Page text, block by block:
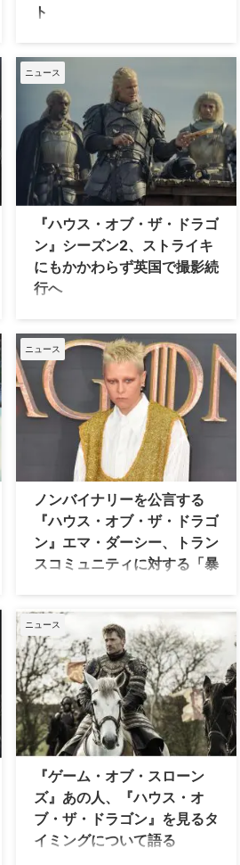
ト
ブ・ザ・ドラゴン』シーズン2が2024
年初夏に配信されることは以前お伝え
したとおり。気になるその内容だ
が、“非常にダークになる”ことがわか
った。米TV Lineが報じている。 （以
下、シーズン1の展開に関する内容が
含まれます） 『ハウス・オブ・ザ・ド
ラゴン』シーズン2 『ゲーム・オブ・
スローンズ』原作者のジョージ・R・
R・マーティンは、『ハウス・オブ・
ザ・ドラゴン』シーズン2の第1話と第
2話について、”力強く、感情的で、胸
が張り裂けそうに …
ニュース
『ハウス・オブ・ザ・ドラゴ
ン』シーズン2、ストライキ
にもかかわらず英国で撮影続
行へ
番組の多くを停止させたが、現地時間
7月13日（木）に全米映画俳優組合
（SAG-AFTRA）もストライキを承認
する投票を行い、ストライキへの参加
を正式に決定。 この同時ストライキに
より、映画スタジオは新たな労働協約
が成立するまで、プロジェクトの開
発、撮影、宣伝が実質的に不可能とな
る。しかし、いくつかの海外製作の作
品の現場は動いているようだ。米
IndieWireが報じた。 海外ロケは通常
通り 6月に、俳優組合のメンバーであ
る300人以上の俳 …
ニュース
ノンバイナリーを公言する
『ハウス・オブ・ザ・ドラゴ
ン』エマ・ダーシー、トラン
スコミュニティに対する「暴
『ハウス・オブ・ザ・ドラゴン』のレ
イニラ・ターガリエン役で知られるエ
マ・ダーシーは、ノンバイナリーを公
言しているが、Vogueとの最新インタ
ビューでトランスコミュニティに対す
る「暴言」について非難した。 白人の
ノンバイナリーとして 「私たちは今、
特にトランスの権利に関する恐ろしい
収縮期にあります」と話したエマ。
「トランスの人たちやジェンダー・ノ
ンコンフォーミングの人たちに対して
向けられる辛辣な態度にとても深く悲
しみを感じています」 さらにトランス
ジェンダーの中でも有色人種が直面す
ニュース
『ゲーム・オブ・スローン
ズ』あの人、『ハウス・オ
ブ・ザ・ドラゴン』を見るタ
イミングについて語る